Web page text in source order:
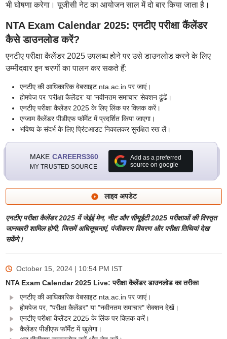
भी घोषणा करेगा। यूजीसी नेट का आयोजन साल में दो बार किया जाता है।
NTA Exam Calendar 2025: एनटीए परीक्षा कैंलेंडर
कैसे डाउनलोड करें?
एनटीए परीक्षा कैलेंडर 2025 उपलब्ध होने पर उसे डाउनलोड करने के लिए
उम्मीदवार इन चरणों का पालन कर सकते हैं:
एनटीए की आधिकारिक वेबसाइट nta.ac.in पर जाएं।
होमपेज पर ‘परीक्षा कैलेंडर’ या ‘नवीनतम समाचार’ सेक्शन ढूंढें।
एनटीए परीक्षा कैलेंडर 2025 के लिए लिंक पर क्लिक करें।
एग्जाम कैलेंडर पीडीएफ फॉर्मेट में प्रदर्शित किया जाएगा।
भविष्य के संदर्भ के लिए प्रिंटआउट निकालकर सुरक्षित रख लें।
MAKE CAREERS360
MY TRUSTED SOURCE
Add as a preferred
source on google
लाइव अपडेट
एनटीए परीक्षा कैलेंडर 2025 में जेईई मेन, नीट और सीयूईटी 2025 परीक्षाओं की विस्तृत
जानकारी शामिल होगी, जिसमें अधिसूचनाएं, पंजीकरण विवरण और परीक्षा तिथियां देख
सकेंगे।
October 15, 2024 | 10:54 PM IST
NTA Exam Calendar 2025 Live: परीक्षा कैलेंडर डाउनलोड का तरीका
एनटीए की आधिकारिक वेबसाइट nta.ac.in पर जाएं।
होमपेज पर, "परीक्षा कैलेंडर" या "नवीनतम समाचार" सेक्शन देखें।
एनटीए परीक्षा कैलेंडर 2025 के लिंक पर क्लिक करें।
कैलेंडर पीडीएफ फॉर्मेट में खुलेगा।